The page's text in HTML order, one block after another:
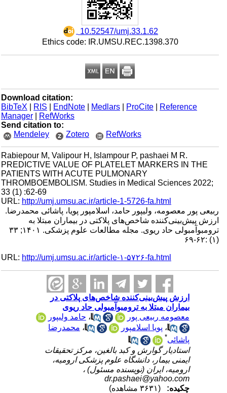
‎ 10.52547/umj.33.1.62
Ethics code: IR.UMSU.REC.1398.370
Download citation:
BibTeX
| RIS |EndNote |Medlars |ProCite |Reference
Manager
|RefWorks
Send citation to:
Mendeley
Zotero RefWorks
Rabiepour M, Valipour H, Islampour P, pashaei M R.
PREDICTIVE VALUE OF PLATELET MARKERS IN THE
PATIENTS WITH ACUTE PULMONARY
THROMBOEMBOLISM. Studies in Medical Sciences 2022;
33 (1) :62-69
URL:http://umj.umsu.ac.ir/article-1-5726-fa.html
ربیعی پور معصومه، ولیپور حامد، اسلامپور پویا، پاشائی محمدرضا.
ارزش پیش‌بینی‌کننده شاخص‌های پلاکتی در بیماران مبتلا به
ترومبوآمبولی حاد ریوی. مجله مطالعات علوم پزشکی. ۱۴۰۱; ۳۳
URL:http://umj.umsu.ac.ir/article-۱-۵۷۲۶-fa.html
ارزش پیش‌بینی‌کننده شاخص‌های پلاکتی در
بیماران مبتلا به ترومبوآمبولی حاد ریوی
معصومه ربیعی پور
،حامد ولیپور
،پویا اسلامپور ،محمدرضا
پاشائی
استادیار گوارش و کبد بالغین، مرکز تحقیقات
ایمنی بیمار، دانشگاه علوم پزشکی ارومیه،
ارومیه، ایران (نویسنده مسئول) ،
dr.pashaei@yahoo.com
چکیده: